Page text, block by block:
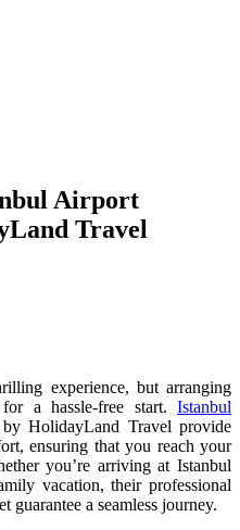
Airport
Travel
experience, but arranging
a hassle-free start. Istanbul
HolidayLand Travel provide
ensuring that you reach your
you’re arriving at Istanbul
vacation, their professional
guarantee a seamless journey.